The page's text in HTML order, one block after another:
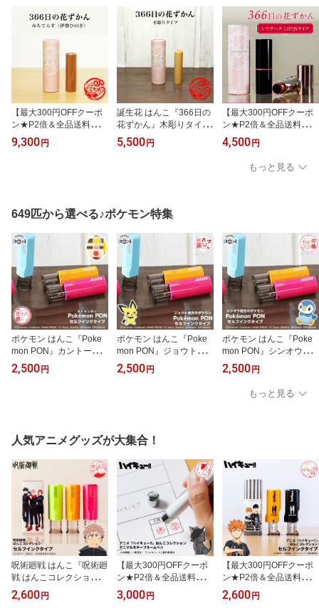
ド
【最大300円OFFクーポ
ン★P2倍＆全品送料無
料】「366日の花ずか
ん」伊勢ヒノキを使用し
9,300 円
誕生花 はんこ『366日の
花ずかん』木彫りタイプ
花の印鑑 誕生日 プレゼ
ント 記念日 ギフト【最
5,500 円
【最大300円OFFクーポ
ン★P2倍＆全品送料無
料】「366日の花ずか
ん」LIPINタイプ（浸透
印）[メール便]
4,500 円
もっと見る
649匹から選べる♪ポケモン特集
ポケモン はんこ『Poke
mon PON』カントー地
方ver. ポケモンの印鑑 セ
ルフインクタイプ ポケッ
2,500 円
ポケモン はんこ『Poke
mon PON』ジョウト地
方ver. ポケモンの印鑑 セ
ルフインクタイプ グッズ
2,500 円
ポケモン はんこ『Poke
mon PON』シンオウ地
方ver. ポケモンの印鑑 セ
ルフインクタイプ グッズ
子供 プレゼント 学校【1
00円OFFクーポン発行
2,500 円
もっと見る
人気アニメグッズが大集合！
呪術廻戦 はんこ『呪術廻
戦 はんこコレクション』
呪術廻戦の印鑑 セルフイ
ンクタイプ アニメグッズ
2,600 円
【最大300円OFFクーポ
ン★P2倍＆全品送料無
料】★ハイキュー!!ネー
ムペン アニマルデザイン
3,000 円
【最大300円OFFクーポ
ン★P2倍＆全品送料無
料】ハイキューのはんこ
ハイキューの印鑑『ハイ
2,600 円